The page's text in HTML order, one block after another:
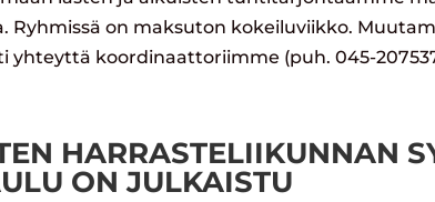
Ryhmissä on maksuton kokeiluviikko.
yhteyttä koordinaattoriimme (puh. 045-
HARRASTELIIKUNNAN
ON JULKAISTU